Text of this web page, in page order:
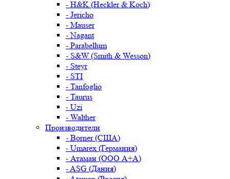
- H&K (Heckler & Koch)
- Jericho
- Mauser
- Nagant
- Parabellum
- S&W (Smith & Wesson)
- Steyr
- STI
- Tanfoglio
- Taurus
- Uzi
- Walther
Производители
- Borner (США)
- Umarex (Германия)
- Атаман (ООО А+А)
- ASG (Дания)